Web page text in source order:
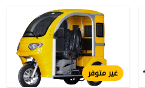
غير متوفر